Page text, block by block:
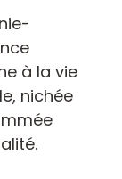
à la vie
nichée